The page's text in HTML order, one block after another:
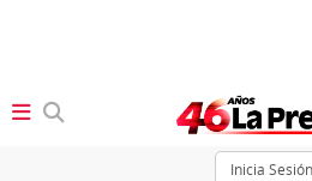
Inicia Sesión